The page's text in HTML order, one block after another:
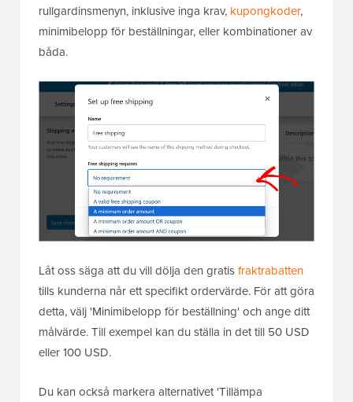
rullgardinsmenyn, inklusive inga krav, kupongkoder,
minimibelopp för beställningar, eller kombinationer av
båda.
Låt oss säga att du vill dölja den gratisfraktrabatten
tills kunderna når ett specifikt ordervärde. För att göra
detta, välj 'Minimibelopp för beställning' och ange ditt
målvärde. Till exempel kan du ställa in det till 50 USD
eller 100 USD.
Du kan också markera alternativet 'Tillämpa